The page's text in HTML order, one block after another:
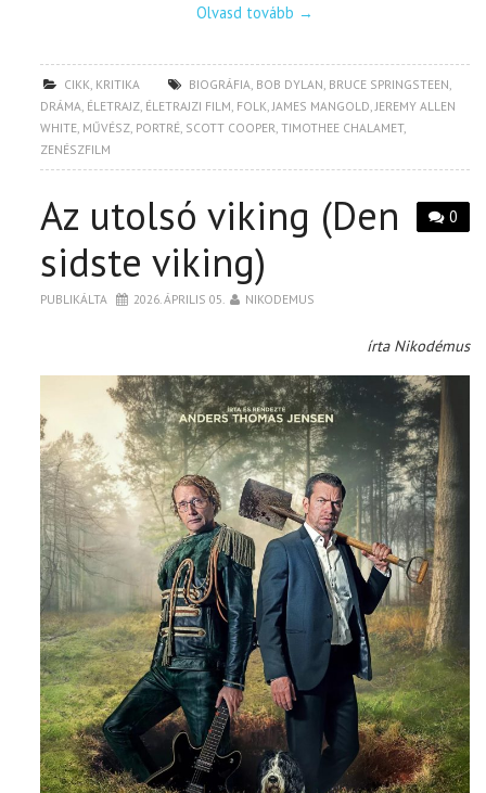
Olvasd tovább →
CIKK KRITIKA BIOGRÁFIA BOB DYLAN BRUCE SPRINGSTEEN
DRÁMA ÉLETRAJZ ÉLETRAJZI FILM FOLK JAMES MANGOLD JEREMY ALLEN
WHITE MŰVÉSZ PORTRÉ SCOTT COOPER ,TIMOTHEE CHALAMET,
ZENÉSZFILM
0
Az utolsó viking (Den
sidste viking)
PUBLIKÁLTA 2026. ÁPRILIS 05. NIKODEMUS
írta Nikodémus